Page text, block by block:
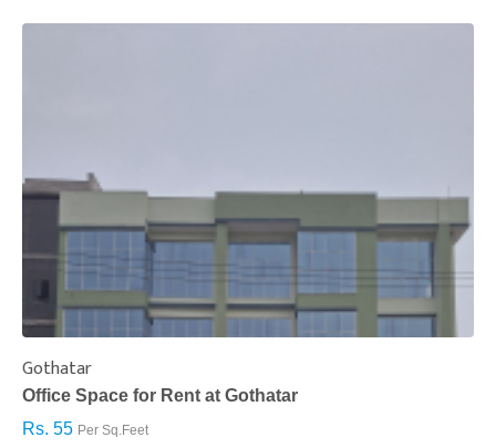
Gothatar
Office Space for Rent at Gothatar
Rs. 55 Per Sq.Feet